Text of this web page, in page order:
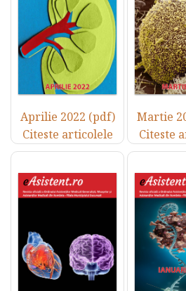
Aprilie 2022 (pdf)
Citeste articolele
Martie
Citeste